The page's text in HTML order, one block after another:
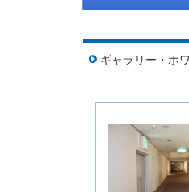
ギャラリー・ホ